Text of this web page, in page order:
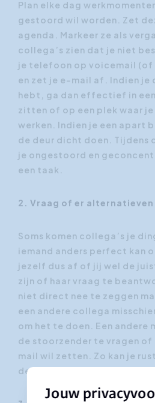
Plan elke dag
gestoord wil worden. Zet
agenda. Markeer ze als
collega’s zien dat je niet
je telefoon op voicemail (of
en zet je e-mail af. Indien je
hebt, ga dan effectief in
zitten of op een plek waar
werken. Indien je een apart
de deur dicht doen. Tijdens
je ongestoord en
een taak.
2. Vraag of er alternatieven
Soms komen collega’s je
iemand anders perfect kan
jezelf dus af of jij wel de
zijn of haar vraag te
niet direct nee te zeggen
een andere collega
om het te doen. Een andere
de stoorzender te vragen of
mail wil zetten. Zo kan je
de mail behandelen
Jouw